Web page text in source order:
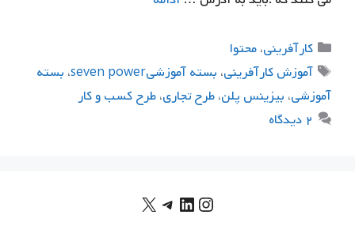
دسته‌ها
كارآفريني،محتوا
برچسب‌ها
آموزش كارآفريني، بسته آموزشيseven power ، بسته
آموزشی، بیزینس پلن،طرح تجاری،طرح کسب و کار
۲ دیدگاه
اینستاگرم
لینکداین
تلگرام
X